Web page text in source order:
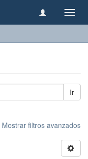
Ir
Mostrar filtros avanzados